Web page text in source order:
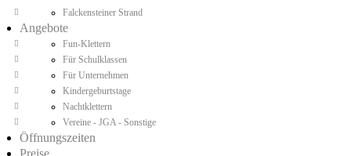
Falckensteiner Strand
Angebote
Fun-Klettern
Für Schulklassen
Für Unternehmen
Kindergeburtstage
Nachtklettern
Vereine - JGA - Sonstige
Öffnungszeiten
Preise